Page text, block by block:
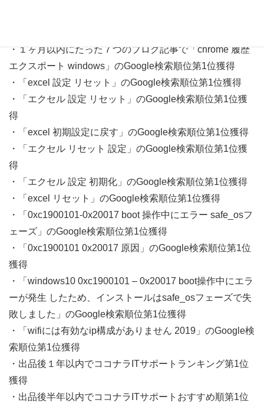
・１ヶ月以内にたった７つのブログ記事で「chrome 履歴
エクスポート windows」のGoogle検索順位第1位獲得
・「excel 設定 リセット」のGoogle検索順位第1位獲得
・「エクセル 設定 リセット」のGoogle検索順位第1位獲
得
・「excel 初期設定に戻す」のGoogle検索順位第1位獲得
・「エクセル リセット 設定」のGoogle検索順位第1位獲
得
・「エクセル 設定 初期化」のGoogle検索順位第1位獲得
・「excel リセット」のGoogle検索順位第1位獲得
・「0xc1900101-0x20017 boot 操作中にエラー safe_osフ
ェーズ」のGoogle検索順位第1位獲得
・「0xc1900101 0x20017 原因」のGoogle検索順位第1位
獲得
・「windows10 0xc1900101 – 0x20017 boot操作中にエラ
ーが発生 したため、インストールはsafe_osフェーズで失
敗しました」のGoogle検索順位第1位獲得
・「wifiには有効なip構成がありません 2019」のGoogle検
索順位第1位獲得
・出品後１年以内でココナラITサポートランキング第1位
獲得
・出品後半年以内でココナラITサポートおすすめ順第1位